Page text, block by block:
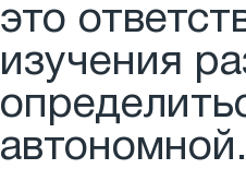
это
изучения